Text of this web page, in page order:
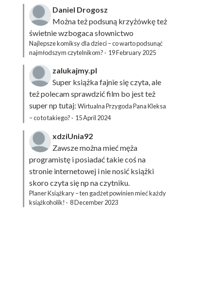
Daniel Drogosz
Można też podsuną krzyżówkęteż
świetnie wzbogaca słownictwo
Najlepsze komiksy dla dzieci – co warto podsunąć
najmłodszym czytelnikom? · 19 February 2025
zalukajmy.pl
Super książka fajnie się czyta, ale
też polecam sprawdzić film bo jest też
super np tutaj: Wirtualna Przygoda Pana Kleksa
– co to takiego? · 15 April 2024
xdziUnia92
Zawsze można mieć męża
programistę i posiadać takie coś na
stronie internetowej i nie nosić książki
skoro czyta się np na czytniku.
Planer Książkary – ten gadżet powinien mieć każdy
książkoholik! · 8 December 2023